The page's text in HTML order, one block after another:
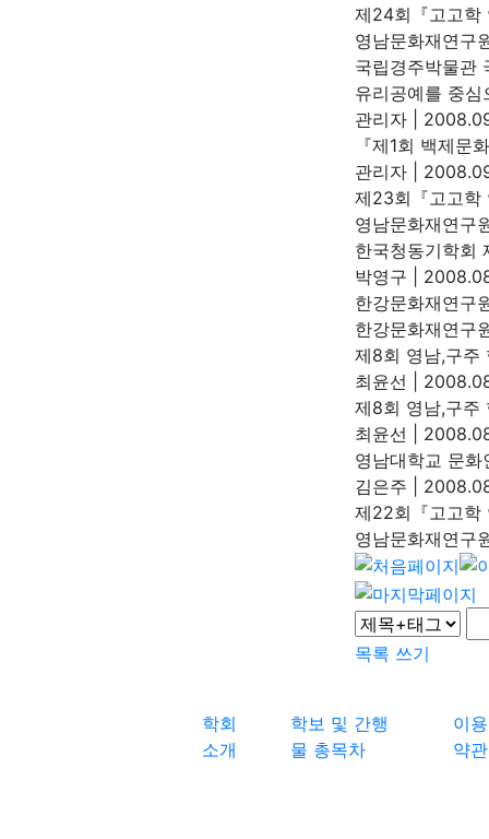
제24회『고고학
영남문화재연구
국립경주박물관
유리공예를 중심
관리자
『제1회 백제문
관리자
제23회『고고학
영남문화재연구
한국청동기학회
박영구
한강문화재연구
한강문화재연구
제8회 영남,구주
최윤선
제8회 영남,구주
최윤선
영남대학교 문
김은주
제22회『고고학
영남문화재연구
목록 쓰기
학회
소개
학보 및 간행
물 총목차
이용
약관